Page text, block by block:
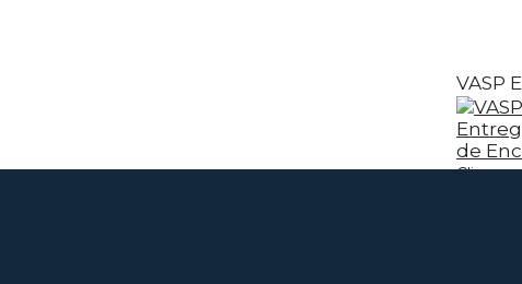
VASP
de
Clique